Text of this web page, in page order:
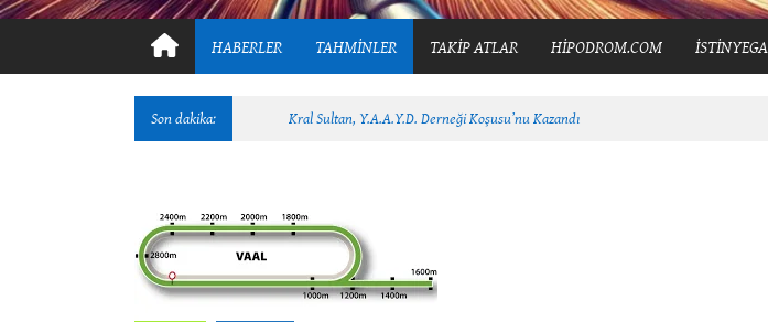
HABERLER TAHMİNLER TAKİP ATLAR HİPODROM.COM
Son dakika: Kral Sultan, Y.A.A.Y.D. Derneği Koşusu’nu Kazandı